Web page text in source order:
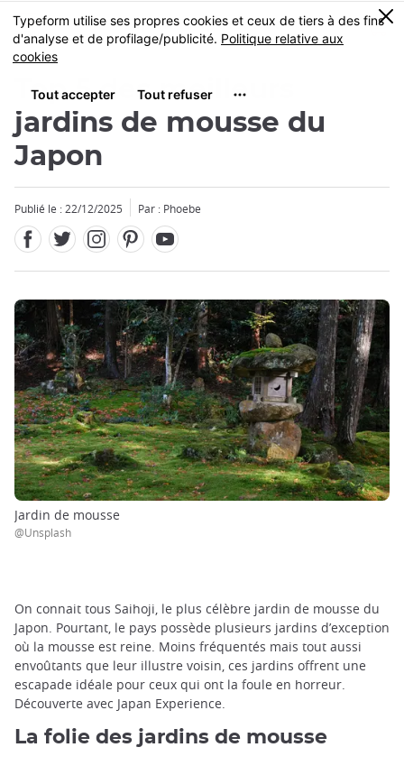
Skip
to
main
MENU
0
Top 5 des meilleurs
jardins de mousse du
Japon
Publié le : 22/12/2025 Par : Phoebe
Jardin de mousse
@Unsplash
On connait tous Saihoji, le plus célèbre jardin de mousse du
Japon. Pourtant, le pays possède plusieurs jardins d’exception
où la mousse est reine. Moins fréquentés mais tout aussi
envoûtants que leur illustre voisin, ces jardins offrent une
escapade idéale pour ceux qui ont la foule en horreur.
Découverte avec Japan Experience.
La folie des jardins de mousse